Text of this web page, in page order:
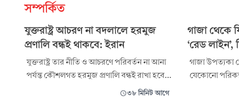
সম্পর্কিত
যুক্তরাষ্ট্র আচরণ না বদলালে হরমুজ
প্রণালি বন্ধই থাকবে: ইরান
যুক্তরাষ্ট্র তার নীতি ও আচরণে পরিবর্তন না আনা
পর্যন্ত কৌশলগত হরমুজ প্রণালি বন্ধই রাখা হবে
বলে সাফ জানিয়ে দিয়েছে ইরান। দেশটির সর্বোচ্চ
৩৮ মিনিট আগে
গাজা থেকে
‘রেড লাইন’,
গাজা উপত্যকা
যেকোনো
দেখছে মিশর।